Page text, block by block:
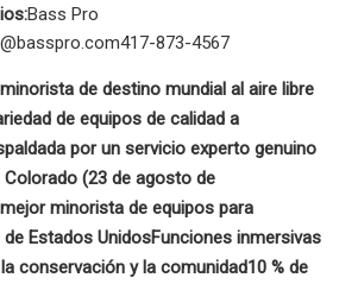
Bass Pro
873-4567
de destino mundial al aire libre
de equipos de calidad a
por un servicio experto genuino
Colorado (23 de agosto de
minorista de equipos para
Estados UnidosFunciones inmersivas
conservación y la comunidad10 % de